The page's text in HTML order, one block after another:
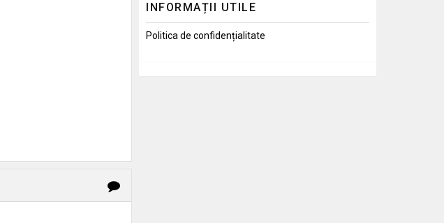
INFORMAȚII UTILE
Politica de confidențialitate